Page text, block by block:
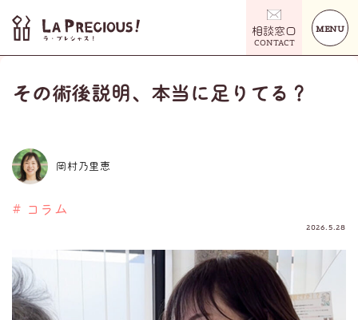
相談窓口
CONTACT
MENU
その術後説明、本当に足りてる？
岡村乃里恵
# コラム
2026.5.28